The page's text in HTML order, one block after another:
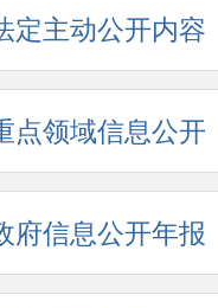
定主动公开内容
点领域信息公开
府信息公开年报